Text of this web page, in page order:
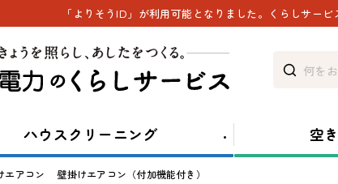
「よりそうID」が利用可能となりました。くらしサー
ハウスクリーニング 空
エアコン 壁掛けエアコン（付加機能付き）